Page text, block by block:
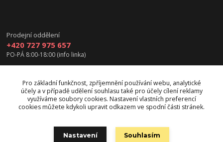
Prodejní oddělení
+420 727 975 657
PO-PÁ 8:00-18:00 (info linka)
Upravit sběr cookies.
Pro základní funkčnost, zpříjemnění používání webu, analytické
účely a v případě udělení souhlasu také pro účely cílení reklamy
využíváme soubory cookies. Nastavení vlastních preferencí
cookies můžete kdykoli upravit odkazem ve spodní části stránek.
Nastavení Souhlasím